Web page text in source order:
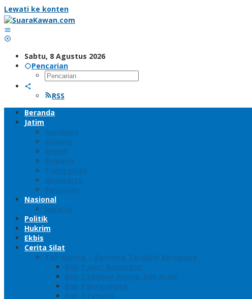
Lewati ke konten
Sabtu, 8 Agustus 2026
Pencarian
RSS
Beranda
Jatim
Surabaya
Malang
Gresik
Sidoarjo
Trenggalek
Mojokerto
Pasuruan
Nasional
Jakarta
Politik
Hukrim
Ekbis
Cerita Silat
Toh Kuning – Benteng Terakhir Kertajaya
Bab 1 Jalur Banengan
Bab 2 Sampai Jumpa, Ken Arok!
Bab 3 Bergabung
Bab 4 Perwira